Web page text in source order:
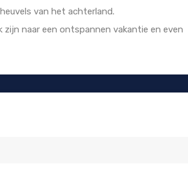
van het achterland.
naar een ontspannen vakantie en even